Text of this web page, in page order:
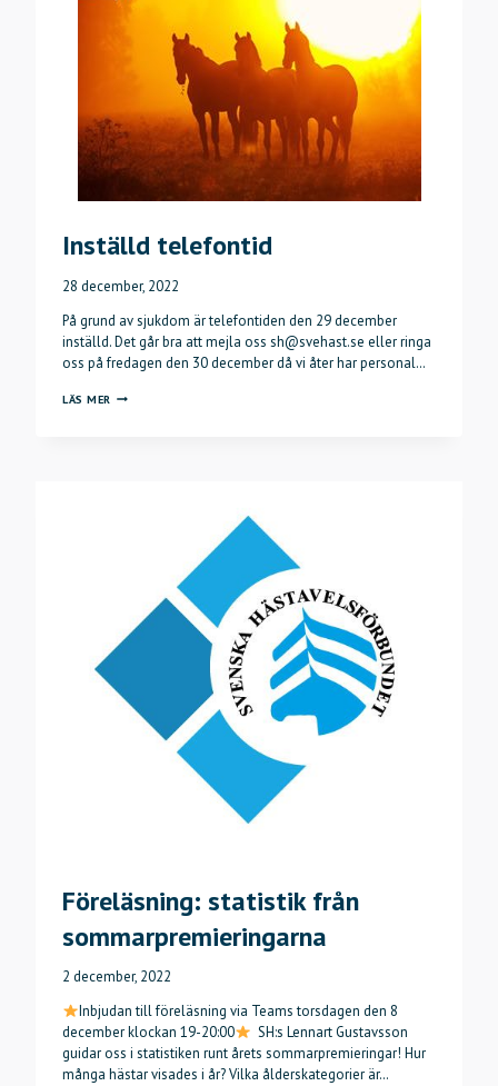
Inställd telefontid
28 december, 2022
På grund av sjukdom är telefontiden den 29 december
inställd. Det går bra att mejla oss sh@svehast.se eller ringa
oss på fredagen den 30 december då vi åter har personal…
LÄS MER INSTÄLLD
Föreläsning: statistik från
sommarpremieringarna
2 december, 2022
Inbjudan till föreläsning via Teams torsdagen den 8
december klockan 19-20:00
SH:s Lennart Gustavsson
guidar oss i statistiken runt årets sommarpremieringar! Hur
många hästar visades i år? Vilka ålderskategorier är…